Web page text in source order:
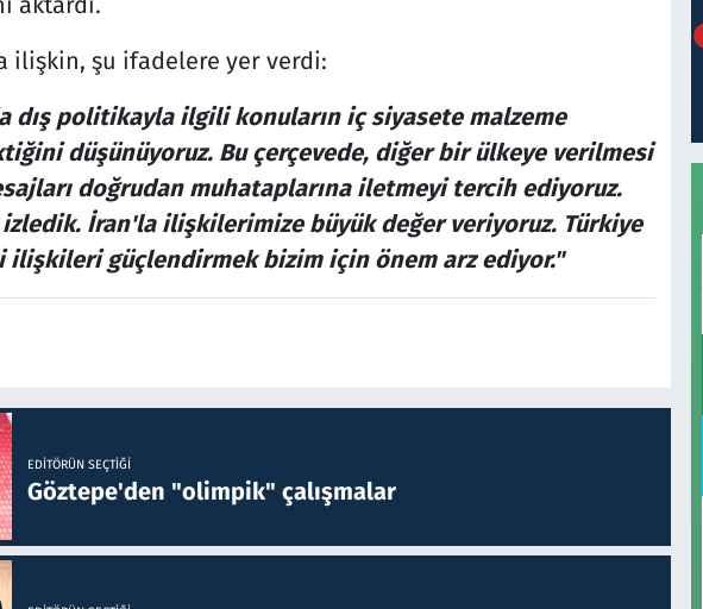
ilişkin, şu ifadelere yer verdi:
dış politikayla ilgili konuların iç siyasete malzeme
düşünüyoruz. Bu çerçevede, diğer bir ülkeye verilmesi
doğrudan muhataplarına iletmeyi tercih ediyoruz.
izledik. İran'la ilişkilerimize büyük değer veriyoruz. Türkiye
ilişkileri güçlendirmek bizim için önem arz ediyor."
EDITÖRÜN SEÇTIĞI
Göztepe'den "olimpik" çalışmalar